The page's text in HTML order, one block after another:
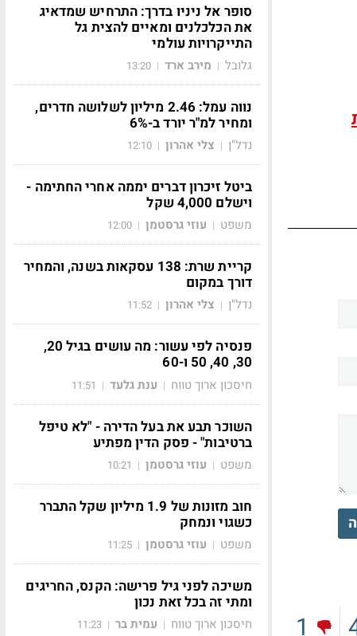
1
סופר אל ניניו בדרך: התרחיש שמדאיג
את הכלכלנים ומאיים להצית גל
התייקרויות עולמי
גלובל | מירב ארד |
13:20
נווה עמל: 2.46 מיליון לשלושה חדרים,
ומחיר למ"ר יורד ב-6%
נדל"ן | צלי אהרון |
12:10
ביטל זיכרון דברים יממה אחרי החתימה -
וישלם 4,000 שקל
משפט | עוזי גרסטמן |
12:00
קריית שרת: 138 עסקאות בשנה, והמחיר
דורך במקום
נדל"ן | צלי אהרון |
11:52
פנסיה לפי עשור: מה עושים בגיל 20,
30, 40, 50 ו-60
חיסכון ארוך טווח | ענת גלעד |
11:51
השוכר תבע את בעל הדירה - "לא טיפל
ברטיבות" - פסק הדין מפתיע
משפט | עוזי גרסטמן |
10:21
חוב מזונות של 1.9 מיליון שקל התברר
כשגוי ונמחק
משפט | עוזי גרסטמן |
11:25
משיכה לפני גיל פרישה: הקנס, החריגים
ומתי זה בכל זאת נכון
חיסכון ארוך טווח | עמית בר |
11:23